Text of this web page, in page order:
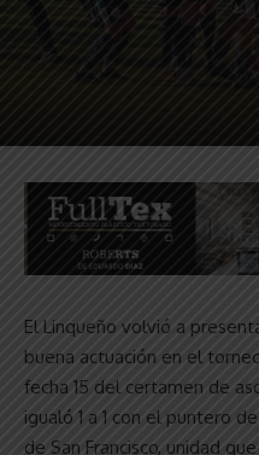
El Linqueño volvió a
buena actuación en el
fecha 15 del certamen de
igualó 1 a 1 con el puntero
de San Francisco, unidad